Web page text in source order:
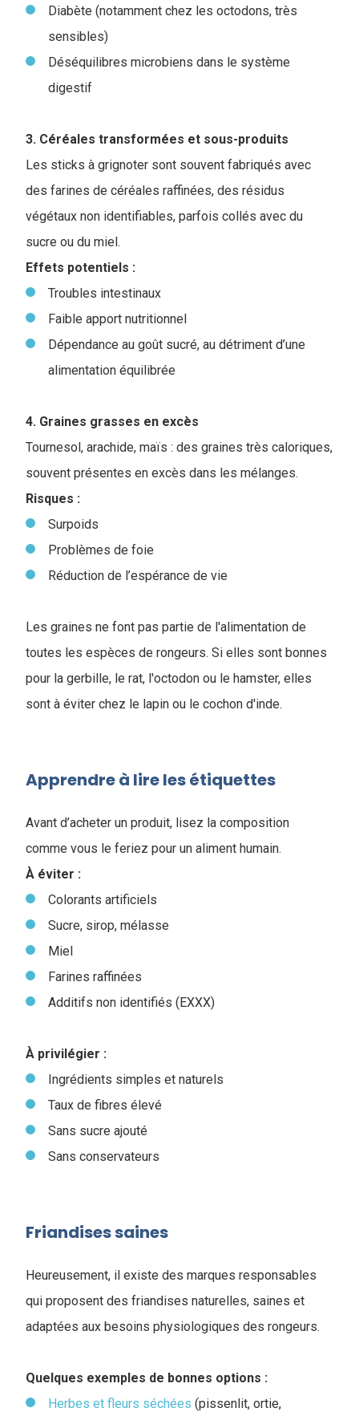
Diabète (notamment chez les octodons, très
sensibles)
Déséquilibres microbiens dans le système
digestif
3. Céréales transformées et sous-produits
Les sticks à grignoter sont souvent fabriqués avec
des farines de céréales raffinées, des résidus
végétaux non identifiables, parfois collés avec du
sucre ou du miel.
Effets potentiels :
Troubles intestinaux
Faible apport nutritionnel
Dépendance au goût sucré, au détriment d’une
alimentation équilibrée
4. Graines grasses en excès
Tournesol, arachide, maïs : des graines très caloriques,
souvent présentes en excès dans les mélanges.
Risques :
Surpoids
Problèmes de foie
Réduction de l’espérance de vie
Les graines ne font pas partie de l'alimentation de
toutes les espèces de rongeurs. Si elles sont bonnes
pour la gerbille, le rat, l'octodon ou le hamster, elles
sont à éviter chez le lapin ou le cochon d'inde.
Apprendre à lire les étiquettes
Avant d’acheter un produit, lisez la composition
comme vous le feriez pour un aliment humain.
À éviter :
Colorants artificiels
Sucre, sirop, mélasse
Miel
Farines raffinées
Additifs non identifiés (EXXX)
À privilégier :
Ingrédients simples et naturels
Taux de fibres élevé
Sans sucre ajouté
Sans conservateurs
Friandises saines
Heureusement, il existe des marques responsables
qui proposent des friandises naturelles, saines et
adaptées aux besoins physiologiques des rongeurs.
Quelques exemples de bonnes options :
Herbes et fleurs séchées (pissenlit, ortie,